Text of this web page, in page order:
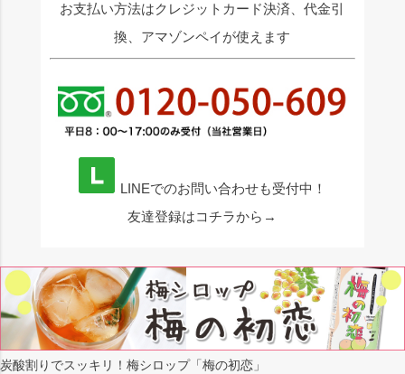
お支払い方法はクレジットカード決済、代金引
換、アマゾンペイが使えます
LINEでのお問い合わせも受付中！
友達登録はコチラから→
炭酸割りでスッキリ！梅シロップ「梅の初恋」